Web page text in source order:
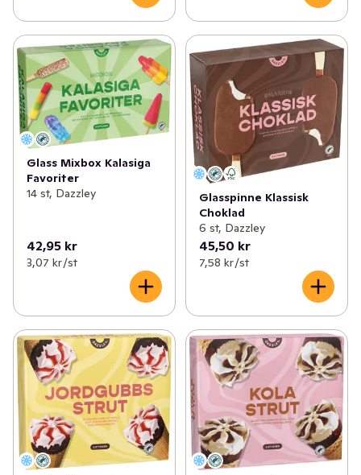
Glass Mixbox Kalasiga
Favoriter
14 st, Dazzley
42,95 kr
3,07 kr /st
Glasspinne Klassisk
Choklad
6 st, Dazzley
45,50 kr
7,58 kr /st